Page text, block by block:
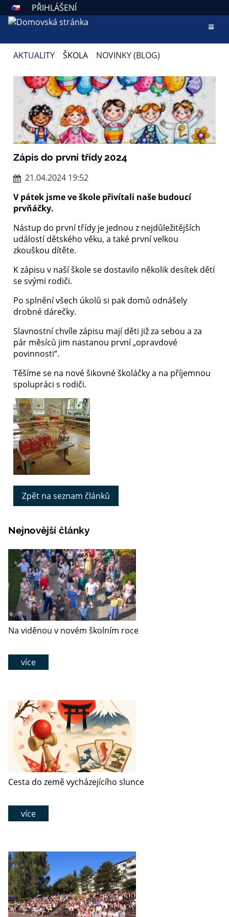
PŘIHLÁŠENÍ
AKTUALITY ŠKOLA NOVINKY (BLOG)
NOVINKY
(BLOG)
Zápis do první třídy 2024
21.04.2024 19:52
V pátek jsme ve škole přivítali naše budoucí
prvňáčky.
Nástup do první třídy je jednou z nejdůležitějších
událostí dětského věku, a také první velkou
zkouškou dítěte.
K zápisu v naší škole se dostavilo několik desítek dětí
se svými rodiči.
Po splnění všech úkolů si pak domů odnášely
drobné dárečky.
Slavnostní chvíle zápisu mají děti již za sebou a za
pár měsíců jim nastanou první „opravdové
povinnosti“.
Těšíme se na nové šikovné školáčky a na příjemnou
spolupráci s rodiči.
Zpět na seznam článků
Nejnovější články
Na viděnou v novém školním roce
více
Cesta do země vycházejícího slunce
více